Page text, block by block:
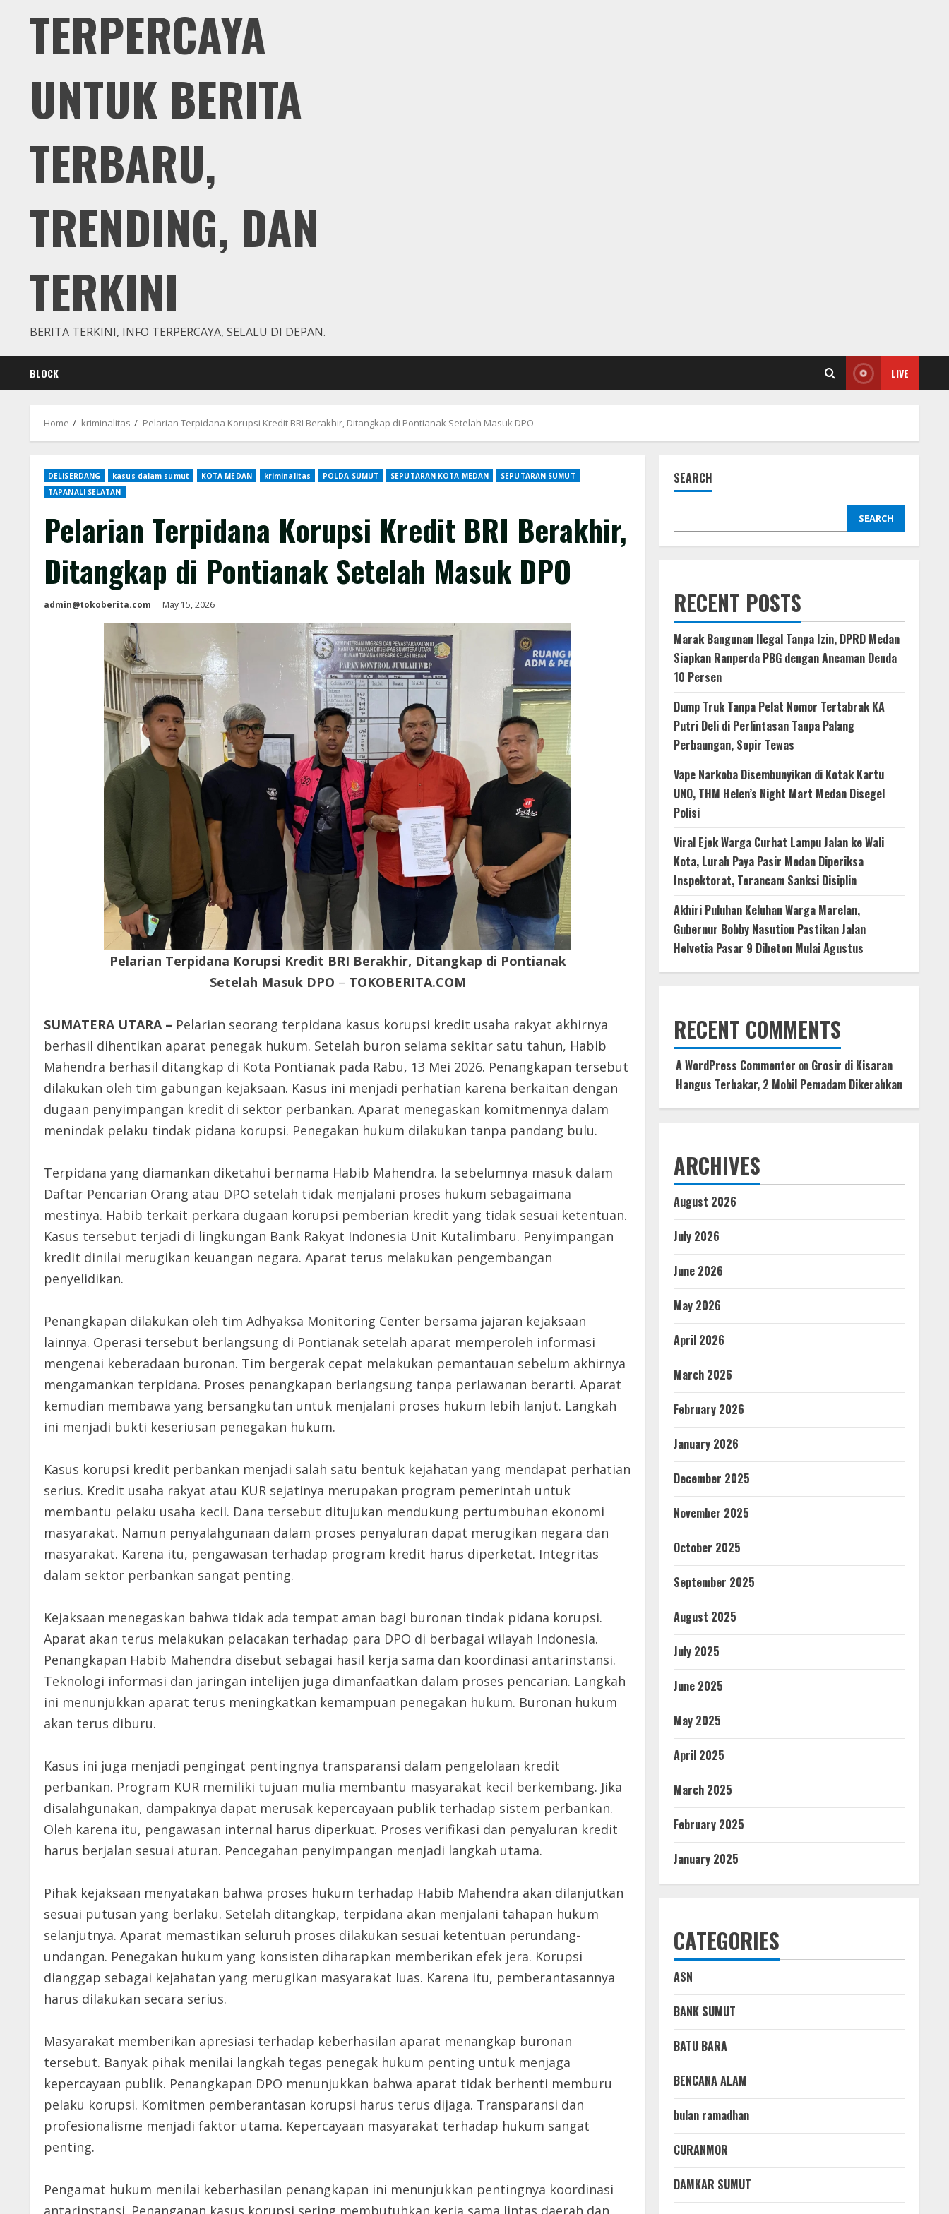
TERPERCAYA
UNTUK BERITA
TERBARU,
TRENDING, DAN
TERKINI
BERITA TERKINI, INFO TERPERCAYA, SELALU DI DEPAN.
BLOCK LIVE
Home kriminalitas Pelarian Terpidana Korupsi Kredit BRI Berakhir, Ditangkap di Pontianak Setelah Masuk DPO
DELISERDANG kasus dalam sumut KOTA MEDAN kriminalitas POLDA SUMUT SEPUTARAN KOTA MEDAN
SEPUTARAN SUMUT
TAPANALI SELATAN
Pelarian Terpidana Korupsi Kredit BRI Berakhir,
Ditangkap di Pontianak Setelah Masuk DPO
admin@tokoberita.com May 15, 2026
Pelarian Terpidana Korupsi Kredit BRI Berakhir, Ditangkap di Pontianak
Setelah Masuk DPO – TOKOBERITA.COM
SUMATERA UTARA – Pelarian seorang terpidana kasus korupsi kredit usaha rakyat akhirnya
berhasil dihentikan aparat penegak hukum. Setelah buron selama sekitar satu tahun, Habib
Mahendra berhasil ditangkap di Kota Pontianak pada Rabu, 13 Mei 2026. Penangkapan tersebut
dilakukan oleh tim gabungan kejaksaan. Kasus ini menjadi perhatian karena berkaitan dengan
dugaan penyimpangan kredit di sektor perbankan. Aparat menegaskan komitmennya dalam
menindak pelaku tindak pidana korupsi. Penegakan hukum dilakukan tanpa pandang bulu.
Terpidana yang diamankan diketahui bernama Habib Mahendra. Ia sebelumnya masuk dalam
Daftar Pencarian Orang atau DPO setelah tidak menjalani proses hukum sebagaimana
mestinya. Habib terkait perkara dugaan korupsi pemberian kredit yang tidak sesuai ketentuan.
Kasus tersebut terjadi di lingkungan Bank Rakyat Indonesia Unit Kutalimbaru. Penyimpangan
kredit dinilai merugikan keuangan negara. Aparat terus melakukan pengembangan
penyelidikan.
Penangkapan dilakukan oleh tim Adhyaksa Monitoring Center bersama jajaran kejaksaan
lainnya. Operasi tersebut berlangsung di Pontianak setelah aparat memperoleh informasi
mengenai keberadaan buronan. Tim bergerak cepat melakukan pemantauan sebelum akhirnya
mengamankan terpidana. Proses penangkapan berlangsung tanpa perlawanan berarti. Aparat
kemudian membawa yang bersangkutan untuk menjalani proses hukum lebih lanjut. Langkah
ini menjadi bukti keseriusan penegakan hukum.
Kasus korupsi kredit perbankan menjadi salah satu bentuk kejahatan yang mendapat perhatian
serius. Kredit usaha rakyat atau KUR sejatinya merupakan program pemerintah untuk
membantu pelaku usaha kecil. Dana tersebut ditujukan mendukung pertumbuhan ekonomi
masyarakat. Namun penyalahgunaan dalam proses penyaluran dapat merugikan negara dan
masyarakat. Karena itu, pengawasan terhadap program kredit harus diperketat. Integritas
dalam sektor perbankan sangat penting.
Kejaksaan menegaskan bahwa tidak ada tempat aman bagi buronan tindak pidana korupsi.
Aparat akan terus melakukan pelacakan terhadap para DPO di berbagai wilayah Indonesia.
Penangkapan Habib Mahendra disebut sebagai hasil kerja sama dan koordinasi antarinstansi.
Teknologi informasi dan jaringan intelijen juga dimanfaatkan dalam proses pencarian. Langkah
ini menunjukkan aparat terus meningkatkan kemampuan penegakan hukum. Buronan hukum
akan terus diburu.
Kasus ini juga menjadi pengingat pentingnya transparansi dalam pengelolaan kredit
perbankan. Program KUR memiliki tujuan mulia membantu masyarakat kecil berkembang. Jika
disalahgunakan, dampaknya dapat merusak kepercayaan publik terhadap sistem perbankan.
Oleh karena itu, pengawasan internal harus diperkuat. Proses verifikasi dan penyaluran kredit
harus berjalan sesuai aturan. Pencegahan penyimpangan menjadi langkah utama.
Pihak kejaksaan menyatakan bahwa proses hukum terhadap Habib Mahendra akan dilanjutkan
sesuai putusan yang berlaku. Setelah ditangkap, terpidana akan menjalani tahapan hukum
selanjutnya. Aparat memastikan seluruh proses dilakukan sesuai ketentuan perundang-
undangan. Penegakan hukum yang konsisten diharapkan memberikan efek jera. Korupsi
dianggap sebagai kejahatan yang merugikan masyarakat luas. Karena itu, pemberantasannya
harus dilakukan secara serius.
Masyarakat memberikan apresiasi terhadap keberhasilan aparat menangkap buronan
tersebut. Banyak pihak menilai langkah tegas penegak hukum penting untuk menjaga
kepercayaan publik. Penangkapan DPO menunjukkan bahwa aparat tidak berhenti memburu
pelaku korupsi. Komitmen pemberantasan korupsi harus terus dijaga. Transparansi dan
profesionalisme menjadi faktor utama. Kepercayaan masyarakat terhadap hukum sangat
penting.
Pengamat hukum menilai keberhasilan penangkapan ini menunjukkan pentingnya koordinasi
antarinstansi. Penanganan kasus korupsi sering membutuhkan kerja sama lintas daerah dan
SEARCH
SEARCH
RECENT POSTS
Marak Bangunan Ilegal Tanpa Izin, DPRD Medan
Siapkan Ranperda PBG dengan Ancaman Denda
10 Persen
Dump Truk Tanpa Pelat Nomor Tertabrak KA
Putri Deli di Perlintasan Tanpa Palang
Perbaungan, Sopir Tewas
Vape Narkoba Disembunyikan di Kotak Kartu
UNO, THM Helen’s Night Mart Medan Disegel
Polisi
Viral Ejek Warga Curhat Lampu Jalan ke Wali
Kota, Lurah Paya Pasir Medan Diperiksa
Inspektorat, Terancam Sanksi Disiplin
Akhiri Puluhan Keluhan Warga Marelan,
Gubernur Bobby Nasution Pastikan Jalan
Helvetia Pasar 9 Dibeton Mulai Agustus
RECENT COMMENTS
A WordPress Commenter on Grosir di Kisaran
Hangus Terbakar, 2 Mobil Pemadam Dikerahkan
ARCHIVES
August 2026
July 2026
June 2026
May 2026
April 2026
March 2026
February 2026
January 2026
December 2025
November 2025
October 2025
September 2025
August 2025
July 2025
June 2025
May 2025
April 2025
March 2025
February 2025
January 2025
CATEGORIES
ASN
BANK SUMUT
BATU BARA
BENCANA ALAM
bulan ramadhan
CURANMOR
DAMKAR SUMUT